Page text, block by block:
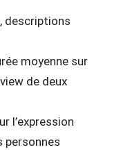
descriptions
moyenne sur
de deux
l’expression
personnes